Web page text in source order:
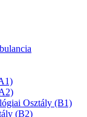
Osztály (B1)
(B2)